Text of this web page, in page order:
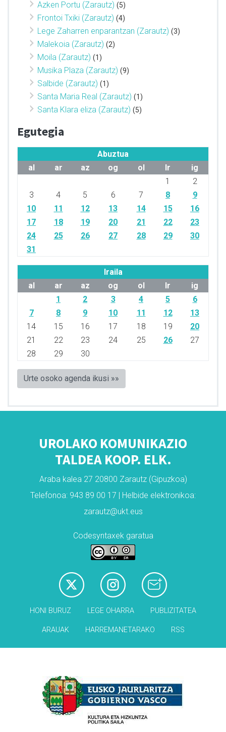
Azken Portu (Zarautz) (5)
Frontoi Txiki (Zarautz) (4)
Lege Zaharren enparantzan (Zarautz) (3)
Malekoia (Zarautz) (2)
Moila (Zarautz) (1)
Musika Plaza (Zarautz) (9)
Salbide (Zarautz) (1)
Santa Maria Real (Zarautz) (1)
Santa Klara eliza (Zarautz) (5)
Egutegia
Abuztua
al
ar az og ol lr
ig
1
2
3
4 5 6 7 8
9
10
11 12 13 14 15
16
17
18 19 20 21 22
23
24
25 26 27 28 29
30
31
Iraila
al
ar az og ol lr
ig
1
2 3 4 5
6
7
8 9 10 11 12
13
14
15 16 17 18 19
20
21
22 23 24 25 26
27
28
29 30
Urte osoko agenda ikusi »»
UROLAKO KOMUNIKAZIO
TALDEA KOOP. ELK.
Araba kalea 27 20800 Zarautz (Gipuzkoa)
Telefonoa: 943 89 00 17 | Helbide elektronikoa:
zarautz@ukt.eus
Codesyntaxek garatua
HONI BURUZ LEGE OHARRA PUBLIZITATEA
ARAUAK HARREMANETARAKO RSS